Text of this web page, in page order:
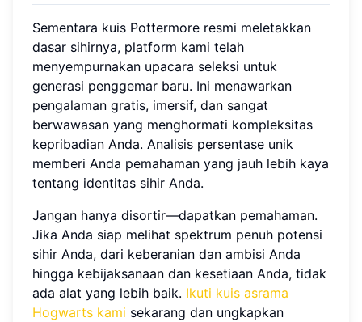
Sementara kuis Pottermore resmi meletakkan
dasar sihirnya, platform kami telah
menyempurnakan upacara seleksi untuk
generasi penggemar baru. Ini menawarkan
pengalaman gratis, imersif, dan sangat
berwawasan yang menghormati kompleksitas
kepribadian Anda. Analisis persentase unik
memberi Anda pemahaman yang jauh lebih kaya
tentang identitas sihir Anda.
Jangan hanya disortir—dapatkan pemahaman.
Jika Anda siap melihat spektrum penuh potensi
sihir Anda, dari keberanian dan ambisi Anda
hingga kebijaksanaan dan kesetiaan Anda, tidak
ada alat yang lebih baik. Ikuti kuis asrama
Hogwarts kami sekarang dan ungkapkan